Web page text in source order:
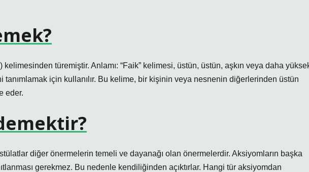
için kullanılır. Bu kelime, bir kişinin veya nesnenin diğerlerinden üstün
eder.
diğer önermelerin temeli ve dayanağı olan önermelerdir. Aksiyomların başka
gerekmez. Bu nedenle kendiliğinden açıktırlar. Hangi tür aksiyomdan